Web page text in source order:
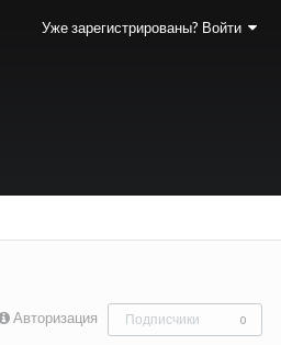
Уже зарегистрированы? Войти
Авторизация Подписчики 0